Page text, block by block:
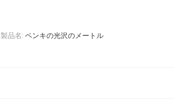
製品名: ペンキの光沢のメートル